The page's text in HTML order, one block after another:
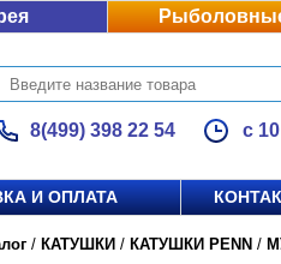
8(499) 398 22 54 с
И ОПЛАТА
/ КАТУШКИ / КАТУШКИ PENN /